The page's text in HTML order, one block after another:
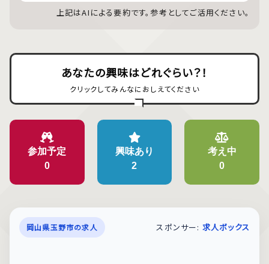
上記はAIによる要約です。参考としてご活用ください。
あなたの興味はどれぐらい？！
クリックしてみんなにおしえてください
参加予定
0
興味あり
2
考え中
0
岡山県玉野市の求人 スポンサー: 求人ボックス